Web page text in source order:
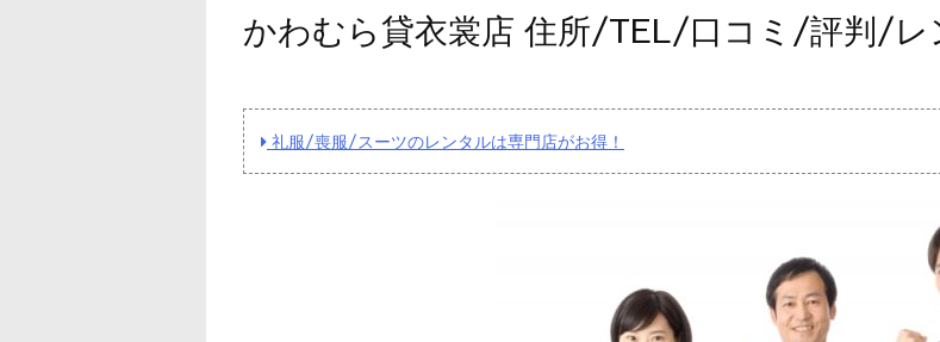
かわむら貸衣裳店 住所/TEL/口コミ/評判/
礼服/喪服/スーツのレンタルは専門店がお得！